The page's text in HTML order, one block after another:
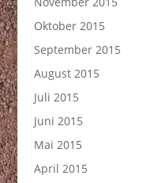
Oktober 2015
September 2015
August 2015
Juli 2015
Juni 2015
Mai 2015
April 2015